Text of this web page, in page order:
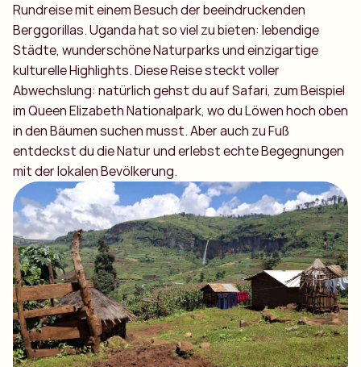
Rundreise mit einem Besuch der beeindruckenden
Berggorillas. Uganda hat so viel zu bieten: lebendige
Städte, wunderschöne Naturparks und einzigartige
kulturelle Highlights. Diese Reise steckt voller
Abwechslung: natürlich gehst du auf Safari, zum Beispiel
im Queen Elizabeth Nationalpark, wo du Löwen hoch oben
in den Bäumen suchen musst. Aber auch zu Fuß
entdeckst du die Natur und erlebst echte Begegnungen
mit der lokalen Bevölkerung.